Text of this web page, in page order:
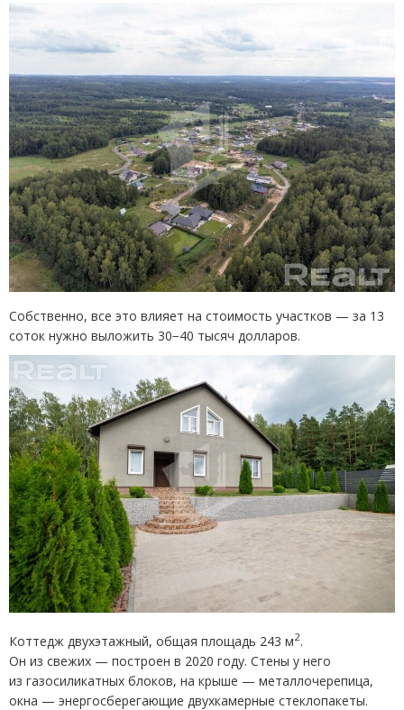
Собственно, все это влияет на стоимость участков — за 13
соток нужно выложить 30−40 тысяч долларов.
Коттедж двухэтажный, общая площадь 243 м2.
Он из свежих — построен в 2020 году. Стены у него
из газосиликатных блоков, на крыше — металлочерепица,
окна — энергосберегающие двухкамерные стеклопакеты.